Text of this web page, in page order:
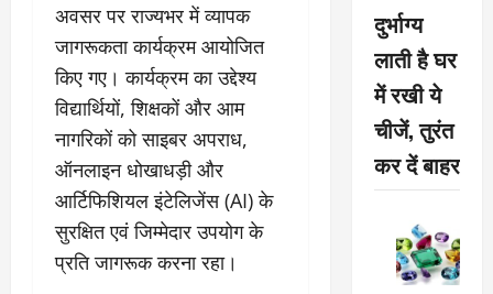
अवसर पर राज्यभर में व्यापक
जागरूकता कार्यक्रम आयोजित
किए गए। कार्यक्रम का उद्देश्य
विद्यार्थियों, शिक्षकों और आम
नागरिकों को साइबर अपराध,
ऑनलाइन धोखाधड़ी और
आर्टिफिशियल इंटेलिजेंस (AI) के
सुरक्षित एवं जिम्मेदार उपयोग के
प्रति जागरूक करना रहा।
दुर्भाग्य
लाती है घर
में रखी ये
चीजें, तुरंत
कर दें बाहर